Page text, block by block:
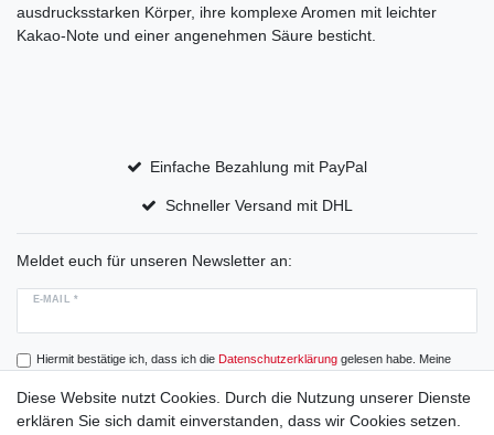
ausdrucksstarken Körper, ihre komplexe Aromen mit leichter
Kakao-Note und einer angenehmen Säure besticht.
Einfache Bezahlung mit PayPal
Schneller Versand mit DHL
Meldet euch für unseren Newsletter an:
E-MAIL *
Hiermit bestätige ich, dass ich die Daten­schutz­erklärunggelesen habe. Meine
Abonnieren
Diese Website nutzt Cookies. Durch die Nutzung unserer Dienste
erklären Sie sich damit einverstanden, dass wir Cookies setzen.